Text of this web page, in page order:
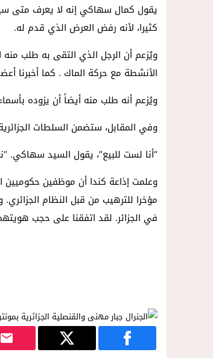
يقول كمال سهاكي إنه لا يعرف متى
كثيرا، لأنه رفض العرض الذي قدم له.
ويُزعم أن الرجل الذي التقى به طلب
الأنشطة مع حركة الماك . كما أخبرنا
ويُزعم أنه طلب منه أيضاً أن يزوده
وفي المقابل، ستضمن السلطات
“أنا لست للبيع”، يقول السيد سهاكي.
وعلمت إذاعة كندا أن موظفين حكوميين
مؤخرا للترهيب من قبل النظام
في الجزائر. لقد اتفقنا على حجب